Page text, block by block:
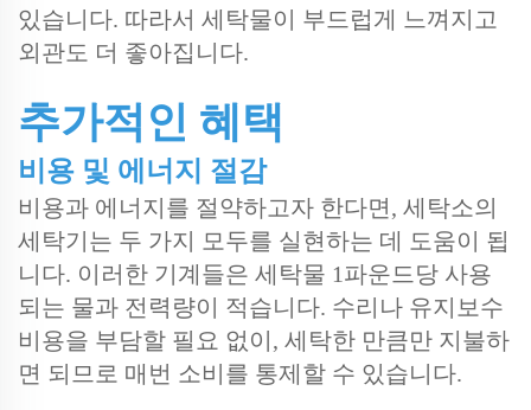
있습니다. 따라서 세탁물이 부드럽게 느껴지고
외관도 더 좋아집니다.
추가적인 혜택
비용 및 에너지 절감
비용과 에너지를 절약하고자 한다면, 세탁소의
세탁기는 두 가지 모두를 실현하는 데 도움이 됩
니다. 이러한 기계들은 세탁물 1파운드당 사용
되는 물과 전력량이 적습니다. 수리나 유지보수
비용을 부담할 필요 없이, 세탁한 만큼만 지불하
면 되므로 매번 소비를 통제할 수 있습니다.